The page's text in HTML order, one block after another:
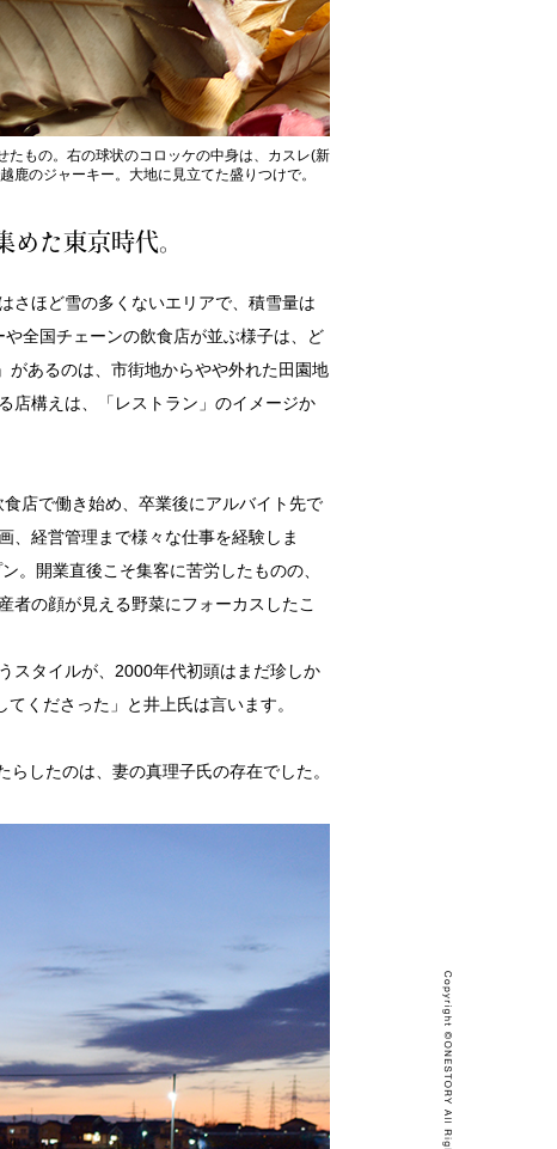
もの。右の球状のコロッケの中身は、カスレ(新
のジャーキー。大地に見立てた盛りつけで。
た東京時代。
さほど雪の多くないエリアで、積雪量は
全国チェーンの飲食店が並ぶ様子は、ど
があるのは、市街地からやや外れた田園地
店構えは、「レストラン」のイメージか
店で働き始め、卒業後にアルバイト先で
、経営管理まで様々な仕事を経験しま
。開業直後こそ集客に苦労したものの、
者の顔が見える野菜にフォーカスしたこ
スタイルが、2000年代初頭はまだ珍しか
くださった」と井上氏は言います。
したのは、妻の真理子氏の存在でした。